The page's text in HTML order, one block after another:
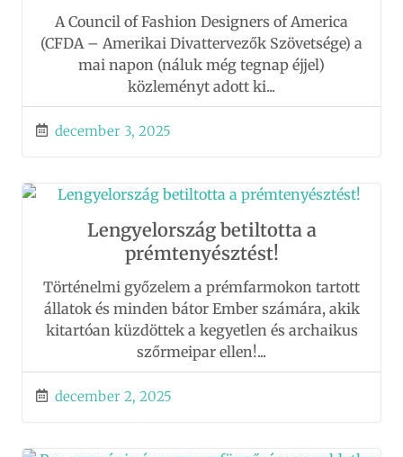
december 3, 2025
A Council of Fashion Designers of America
(CFDA – Amerikai Divattervezők Szövetsége) a
mai napon (náluk még tegnap éjjel)
közleményt adott ki...
Lengyelország betiltotta a
prémtenyésztést!
december 2, 2025
Történelmi győzelem a prémfarmokon tartott
állatok és minden bátor Ember számára, akik
kitartóan küzdöttek a kegyetlen és archaikus
szőrmeipar ellen!...